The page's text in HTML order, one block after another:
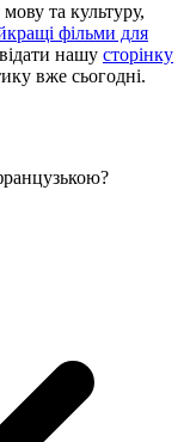
та культуру,
фільми для
нашу сторінку
вже сьогодні.